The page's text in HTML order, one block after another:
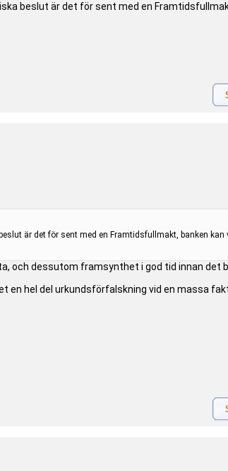
beslut är det för sent med en
är det för sent med en Framtidsfullmakt, banken kan
och dessutom framsynthet i god tid innan det
en hel del urkundsförfalskning vid en massa